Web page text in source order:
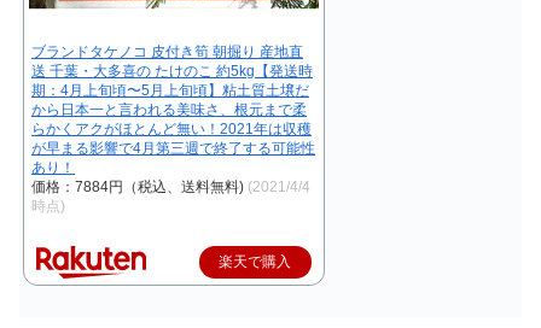
ブランドタケノコ 皮付き筍 朝掘り 産地直
送 千葉・大多喜の たけのこ 約5kg【発送時
期：4月上旬頃〜5月上旬頃】粘土質土壌だ
から日本一と言われる美味さ、根元まで柔
らかくアクがほとんど無い！2021年は収穫
が早まる影響で4月第三週で終了する可能性
あり！
価格：7884円（税込、送料無料) (2021/4/4
時点)
楽天で購入